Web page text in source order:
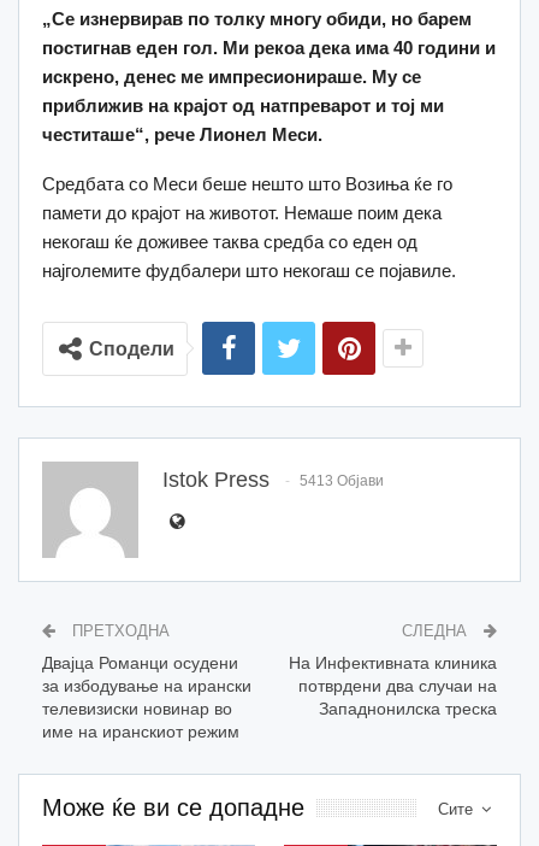
„Се изнервирав по толку многу обиди, но барем
постигнав еден гол. Ми рекоа дека има 40 години и
искрено, денес ме импресионираше. Му се
приближив на крајот од натпреварот и тој ми
честиташе“, рече Лионел Меси.
Средбата со Меси беше нешто што Возиња ќе го
памети до крајот на животот. Немаше поим дека
некогаш ќе доживее таква средба со еден од
најголемите фудбалери што некогаш се појавиле.
Сподели
Istok Press 5413 Објави
ПРЕТХОДНА
Двајца Романци осудени
за избодување на ирански
телевизиски новинар во
име на иранскиот режим
СЛЕДНА
На Инфективната клиника
потврдени два случаи на
Западнонилска треска
Сите
Може ќе ви се допадне